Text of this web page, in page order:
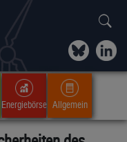
Energiebörse Allgemein